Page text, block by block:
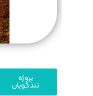
پروژه
تندگویان